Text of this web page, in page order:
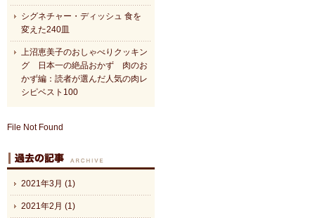
シグネチャー・ディッシュ 食を
変えた240皿
上沼恵美子のおしゃべりクッキン
グ 日本一の絶品おかず 肉のお
かず編：読者が選んだ人気の肉レ
シピベスト100
File Not Found
2021年3月 (1)
2021年2月 (1)